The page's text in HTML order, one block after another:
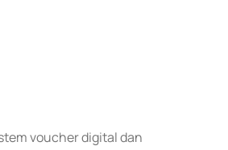
voucher digital dan